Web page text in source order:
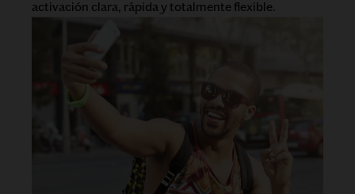
activación clara, rápida y totalmente flexible.